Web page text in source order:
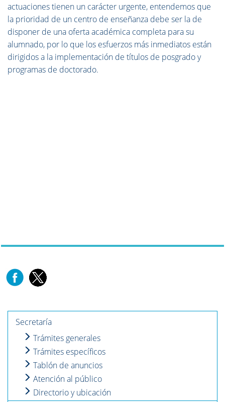
actuaciones tienen un carácter urgente, entendemos que
la prioridad de un centro de enseñanza debe ser la de
disponer de una oferta académica completa para su
alumnado, por lo que los esfuerzos más inmediatos están
dirigidos a la implementación de títulos de posgrado y
programas de doctorado.
Secretaría
Trámites generales
Trámites específicos
Tablón de anuncios
Atención al público
Directorio y ubicación